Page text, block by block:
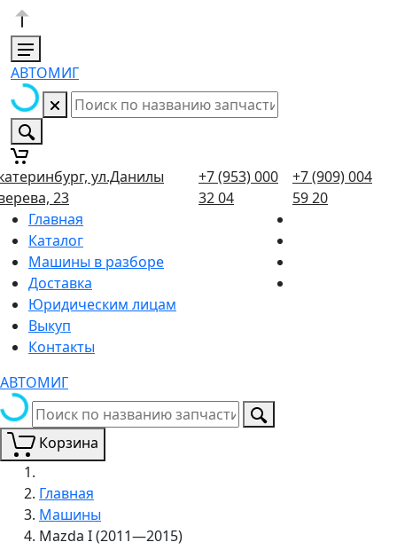
АВТОМИГ
ул.Данилы
23
+7 (953) 000
32 04
+7 (909) 004
59 20
Главная
Каталог
Машины в разборе
Доставка
Юридическим лицам
Выкуп
Контакты
АВТОМИГ
Корзина
Главная
Машины
Mazda I (2011—2015)